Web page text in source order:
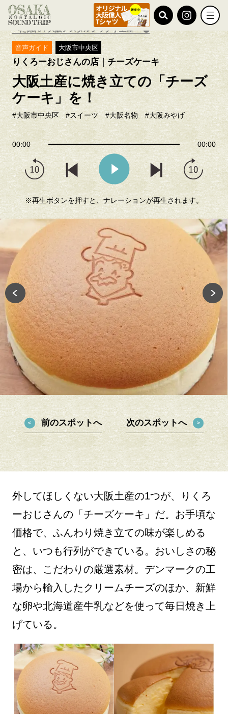
TOP りくろーおじさんの店｜チーズケーキ
べた惚れ！大阪ノスタルジック手土産
音声ガイド 大阪市中央区
りくろーおじさんの店｜チーズケーキ
大阪土産に焼き立ての「チーズ
ケーキ」を！
#大阪市中央区 #スイーツ #大阪名物 #大阪みやげ
00:00 00:00
※再生ボタンを押すと、ナレーションが再生されます。
前のスポットへ 次のスポットへ
外してほしくない大阪土産の1つが、りくろ
ーおじさんの「チーズケーキ」だ。お手頃な
価格で、ふんわり焼き立ての味が楽しめる
と、いつも行列ができている。おいしさの秘
密は、こだわりの厳選素材。デンマークの工
場から輸入したクリームチーズのほか、新鮮
な卵や北海道産牛乳などを使って毎日焼き上
げている。